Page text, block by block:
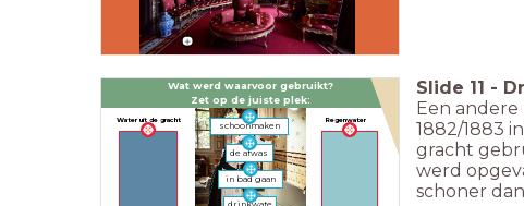
Wat werd waarvoor gebruikt?
Zet op de juiste plek:
Regenwater
Water uit de gracht
in bad gaan
de afwas
schoonmaken
Slide 11 -
Een andere
1882/1883
gracht
werd
schoner